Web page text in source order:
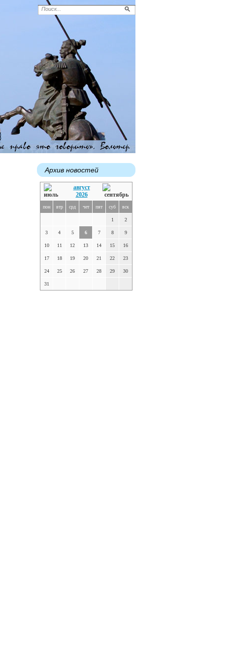
Архив новостей
август
2026
пон втр срд чет пят суб вск
1 2
3 4 5 6 7 8 9
10 11 12 13 14 15 16
17 18 19 20 21 22 23
24 25 26 27 28 29 30
31